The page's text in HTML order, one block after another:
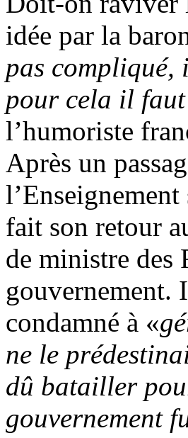
idée par la
pas compliqué,
pour cela il
l’humoriste
Après un
fait son retour
de ministre des
gouvernement.
condamné à «
ne le
dû batailler
gouvernement